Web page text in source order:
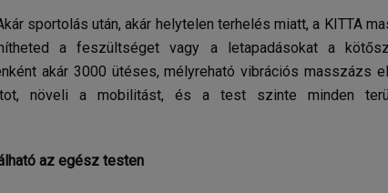
sportolás után, akár helytelen terhelés miatt, a KITTA
a feszültséget vagy a letapadásokat a
akár 3000 ütéses, mélyreható vibrációs masszázs
növeli a mobilitást, és a test szinte minden
az egész testen